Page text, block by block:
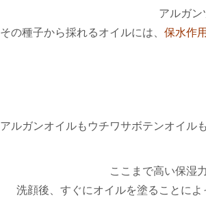
アルガン
その種子から採れるオイルには、 保水作
アルガンオイルもウチワサボテンオイルも
ここまで高い保湿
洗顔後、すぐにオイルを塗ることに